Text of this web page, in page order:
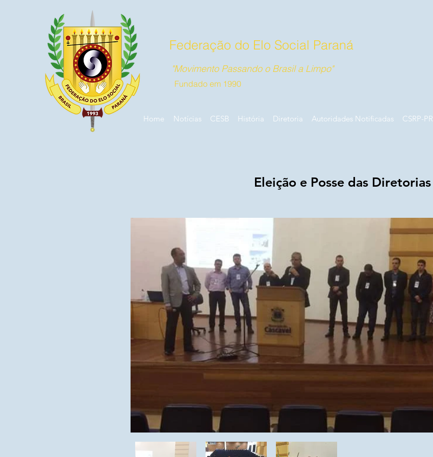
Federação do Elo Social Paraná
"Movimento Passando o Brasil a Limpo"
Fundado em 1990
Home Notícias CESB História Diretoria Autoridades Notificadas CSRP-PR
Eleição e Posse das Diretorias